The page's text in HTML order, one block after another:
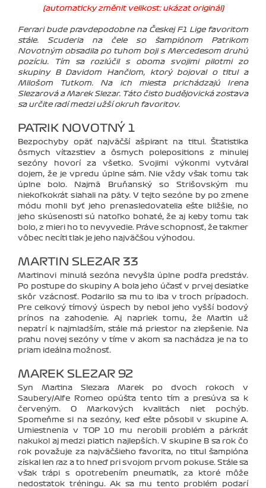
(automaticky změnit velikost: ukázat originál)
Ferrari bude pravdepodobne na Českej F1 Lige favoritom
stále. Scuderia na čele so šampiónom Patrikom
Novotným obsadila po tuhom boji s Mercedesom druhú
pozíciu. Tím sa rozlúčil s oboma svojimi pilotmi zo
skupiny B Davidom Hančlom, ktorý bojoval o titul a
Milošom Tutkom. Na ich miesta prichádzajú Irena
Slezarová a Marek Slezar. Táto čisto budějovická zostava
sa určite radí medzi užší okruh favoritov.
PATRIK NOVOTNÝ 1
Bezpochyby opäť najväčší ašpirant na titul. Štatistika
ôsmych víťazstiev a ôsmych polepositions z minulej
sezóny hovorí za všetko. Svojimi výkonmi vytváral
dojem, že je vpredu úplne sám. Nie vždy však tomu tak
úplne bolo. Najmä Bruňanský so Strišovským mu
niekoľkokrát siahali na päty. V tejto sezóne by po zmene
módu mohli byť jeho prenasledovatelia ešte bližšie, no
jeho skúsenosti sú natoľko bohaté, že aj keby tomu tak
bolo, z mieri ho to nevyvedie. Práve schopnosť, že takmer
vôbec necíti tlak je jeho najväčšou výhodou.
MARTIN SLEZAR 33
Martinovi minulá sezóna nevyšla úplne podľa predstáv.
Po postupe do skupiny A bola jeho účasť v prvej desiatke
skôr vzácnosť. Podarilo sa mu to iba v troch prípadoch.
Pre celkový tímový úspech by nebol jeho vyšší bodový
prínos na zahodenie. Aj napriek tomu, že Martin už
nepatrí k najmladším, stále má priestor na zlepšenie. Na
prahu novej sezóny v tíme v akom sa nachádza je na to
priam ideálna možnosť.
MAREK SLEZAR 92
Syn Martina Slezara Marek po dvoch rokoch v
Saubery/Alfe Romeo opúšťa tento tím a presúva sa k
červeným. O Markových kvalitách niet pochýb.
Spomeňme si na sezóny, keď ešte pôsobil v skupine A.
Umiestnenia v TOP 10 mu nerobili problém a párkrát
nakukol aj medzi piatich najlepších. V skupine B sa rok čo
rok považuje za najväčšieho favorita, no titul šampióna
získal len raz a to hneď pri svojom prvom pokuse. Stále sa
však trápi s opotrebením pneumatík, za ktoré môže
nedostatok tréningu. Ak sa mu tento problém podarí